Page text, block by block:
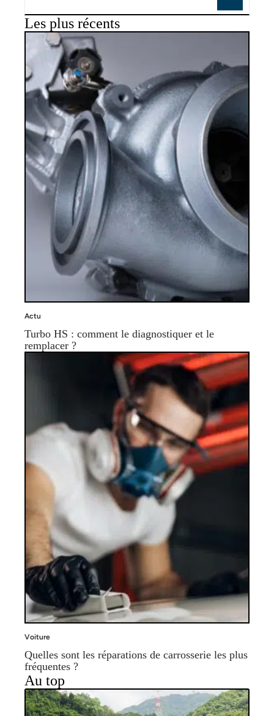
Les plus récents
Actu
Turbo HS : comment le diagnostiquer et le
remplacer ?
Voiture
Quelles sont les réparations de carrosserie les plus
fréquentes ?
Au top